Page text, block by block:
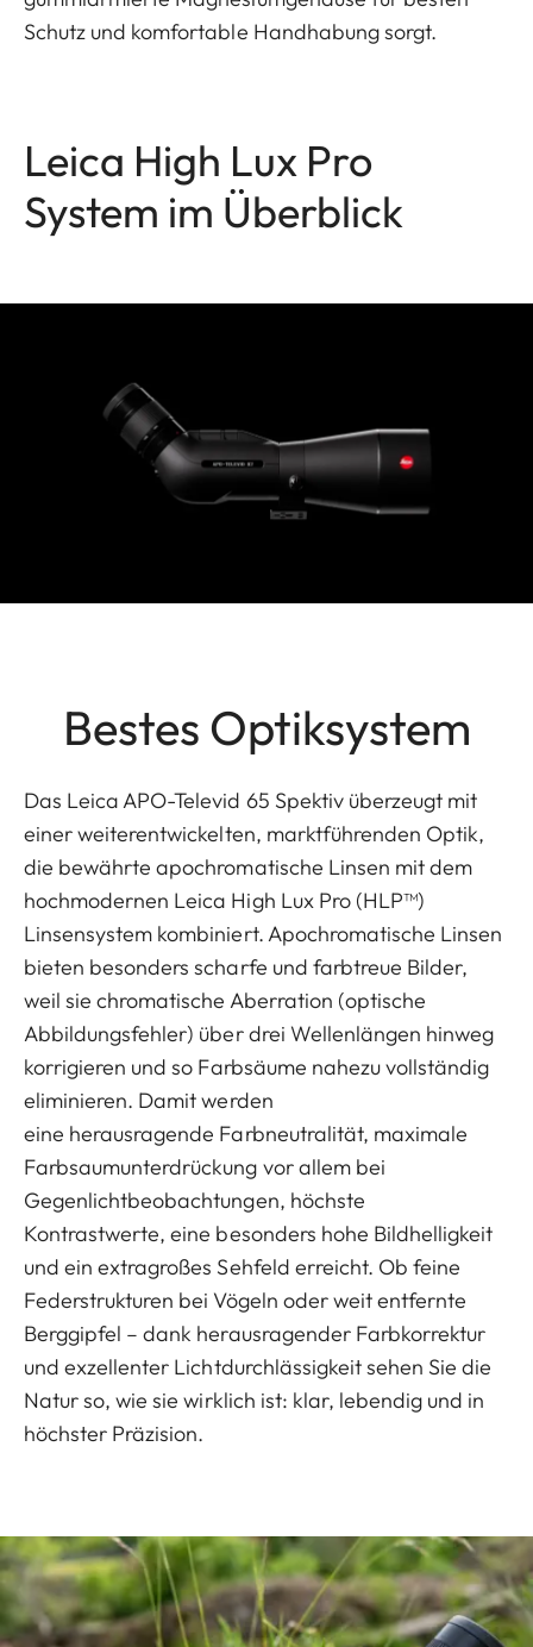
Schutz und komfortable Handhabung sorgt.
Leica High Lux Pro
System im Überblick
Bestes Optiksystem
Das Leica APO-Televid 65 Spektiv überzeugt mit
einer weiterentwickelten, marktführenden Optik,
die bewährte apochromatische Linsen mit dem
hochmodernen Leica High Lux Pro (HLP™)
Linsensystem kombiniert. Apochromatische Linsen
bieten besonders scharfe und farbtreue Bilder,
weil sie chromatische Aberration (optische
Abbildungsfehler) über drei Wellenlängen hinweg
korrigieren und so Farbsäume nahezu vollständig
eliminieren. Damit werden
eine herausragende Farbneutralität, maximale
Farbsaumunterdrückung vor allem bei
Gegenlichtbeobachtungen, höchste
Kontrastwerte, eine besonders hohe Bildhelligkeit
und ein extragroßes Sehfeld erreicht. Ob feine
Federstrukturen bei Vögeln oder weit entfernte
Berggipfel – dank herausragender Farbkorrektur
und exzellenter Lichtdurchlässigkeit sehen Sie die
Natur so, wie sie wirklich ist: klar, lebendig und in
höchster Präzision.